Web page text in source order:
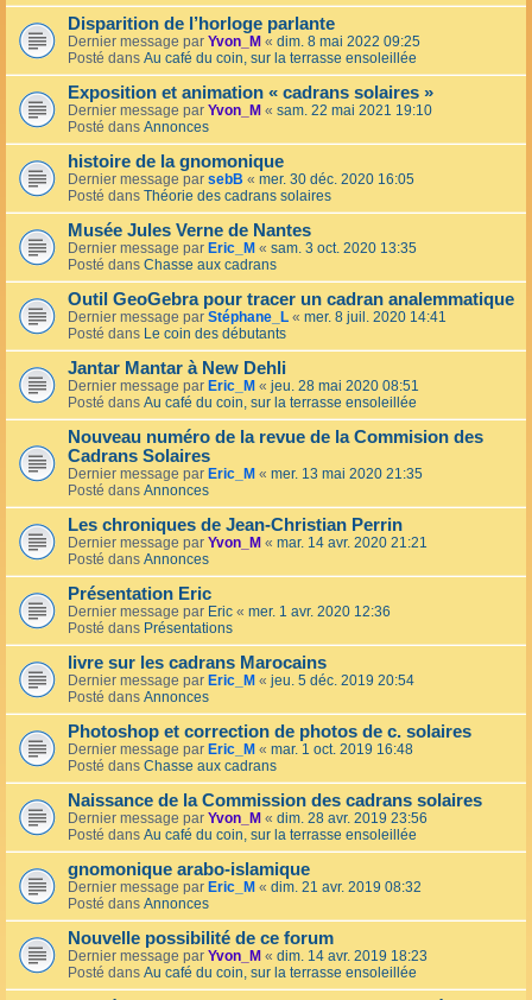
Disparition de l’horloge parlante
Dernier message par Yvon_M « dim. 8 mai 2022 09:25
Posté dans Au café du coin, sur la terrasse ensoleillée
Exposition et animation « cadrans solaires »
Dernier message par Yvon_M « sam. 22 mai 2021 19:10
Posté dans Annonces
histoire de la gnomonique
Dernier message par sebB « mer. 30 déc. 2020 16:05
Posté dans Théorie des cadrans solaires
Musée Jules Verne de Nantes
Dernier message par Eric_M « sam. 3 oct. 2020 13:35
Posté dans Chasse aux cadrans
Outil GeoGebra pour tracer un cadran analemmatique
Dernier message par Stéphane_L « mer. 8 juil. 2020 14:41
Posté dans Le coin des débutants
Jantar Mantar à New Dehli
Dernier message par Eric_M « jeu. 28 mai 2020 08:51
Posté dans Au café du coin, sur la terrasse ensoleillée
Nouveau numéro de la revue de la Commision des
Cadrans Solaires
Dernier message par Eric_M « mer. 13 mai 2020 21:35
Posté dans Annonces
Les chroniques de Jean-Christian Perrin
Dernier message par Yvon_M « mar. 14 avr. 2020 21:21
Posté dans Annonces
Présentation Eric
Dernier message par Eric « mer. 1 avr. 2020 12:36
Posté dans Présentations
livre sur les cadrans Marocains
Dernier message par Eric_M « jeu. 5 déc. 2019 20:54
Posté dans Annonces
Photoshop et correction de photos de c. solaires
Dernier message par Eric_M « mar. 1 oct. 2019 16:48
Posté dans Chasse aux cadrans
Naissance de la Commission des cadrans solaires
Dernier message par Yvon_M « dim. 28 avr. 2019 23:56
Posté dans Au café du coin, sur la terrasse ensoleillée
gnomonique arabo-islamique
Dernier message par Eric_M « dim. 21 avr. 2019 08:32
Posté dans Annonces
Nouvelle possibilité de ce forum
Dernier message par Yvon_M « dim. 14 avr. 2019 18:23
Posté dans Au café du coin, sur la terrasse ensoleillée